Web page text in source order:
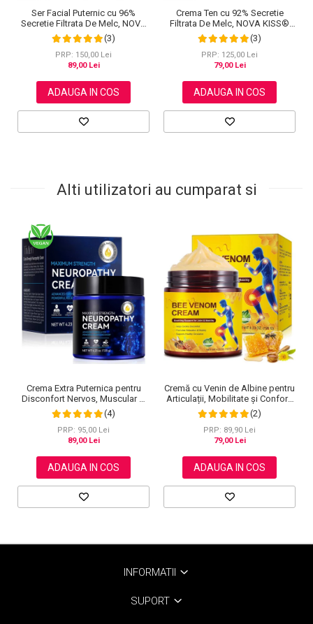
Ser Facial Puternic cu 96%
Secretie Filtrata De Melc, NOVA
KISS® Snail 96 Power Serum,
100 ml
(3)
PRP: 150,00 Lei
89,00 Lei
ADAUGA IN COS
Crema Ten cu 92% Secretie
Filtrata De Melc, NOVA KISS®
Advanced Snail 92 All In One,
100 g
(3)
PRP: 125,00 Lei
79,00 Lei
ADAUGA IN COS
Alti utilizatori au cumparat si
Crema Extra Puternica pentru
Disconfort Nervos, Muscular si
Articular, 120 g
(4)
PRP: 95,00 Lei
89,00 Lei
ADAUGA IN COS
Cremă cu Venin de Albine pentru
Articulații, Mobilitate și Confort,
120 g
(2)
PRP: 89,90 Lei
79,00 Lei
ADAUGA IN COS
INFORMATII
SUPORT